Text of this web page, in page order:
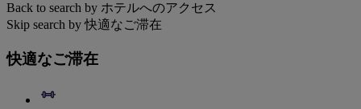
Back to search by ホテルへのアクセス
Skip search by 快適なご滞在
快適なご滞在